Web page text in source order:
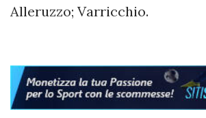
Alleruzzo; Varricchio.